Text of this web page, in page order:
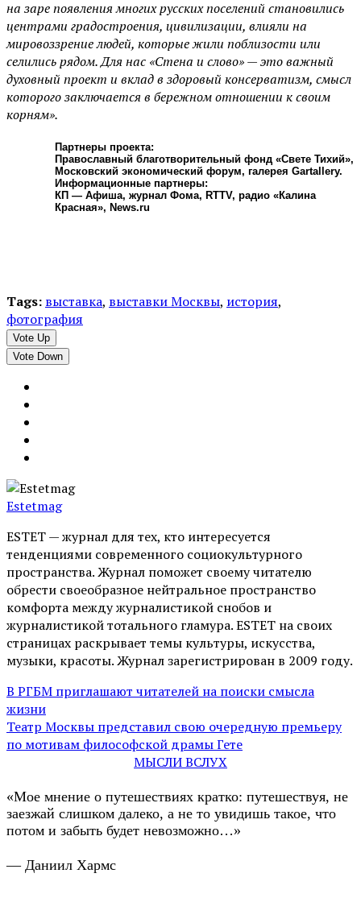
на заре появления многих русских поселений становились
центрами градостроения, цивилизации, влияли на
мировоззрение людей, которые жили поблизости или
селились рядом. Для нас «Стена и слово» — это важный
духовный проект и вклад в здоровый консерватизм, смысл
которого заключается в бережном отношении к своим
корням».
Партнеры проекта:
Православный благотворительный фонд «Свете Тихий»,
Московский экономический форум, галерея Gartallery.
Информационные партнеры:
КП — Афиша, журнал Фома, RTTV, радио «Калина
Красная», News.ru
Tags: выставка, выставки Москвы, история,
фотография
Vote Up
Vote Down
Estetmag
ESTET — журнал для тех, кто интересуeтся
тенденциями современного социокультурного
пространства. Журнал поможет своему читателю
обрести своеобразное нейтральное пространство
комфорта между журналистикой снобов и
журналистикой тотального гламура. ESTET на своих
страницах раскрывает темы культуры, искусства,
музыки, красоты. Журнал зарегистрирован в 2009 году.
В РГБМ приглашают читателей на поиски смысла
жизни
Театр Москвы представил свою очередную премьеру
по мотивам философской драмы Гете
МЫСЛИ ВСЛУХ
«Мое мнение о путешествиях кратко: путешествуя, не
заезжай слишком далеко, а не то увидишь такое, что
потом и забыть будет невозможно…»
— Даниил Хармс